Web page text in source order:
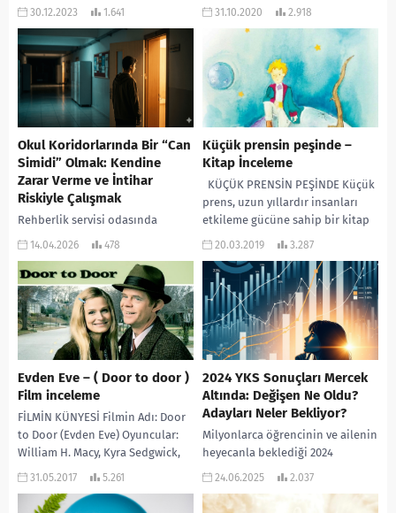
çıktı. Sizin tek bir soruya yanıt
kim?”...
30.12.2023 1.641
ve çeşitli teknikleri henüz
31.10.2020 2.918
Okul Koridorlarında Bir “Can
Simidi” Olmak: Kendine
Zarar Verme ve İntihar
Riskiyle Çalışmak
Rehberlik servisi odasında
karşılaştığımız en zorlu ve hassas
yaşamla bağının zayıfladığı veya
kendi canına fiziksel zarar...
14.04.2026 478
Küçük prensin peşinde –
Kitap İnceleme
KÜÇÜK PRENSİN PEŞİNDE Küçük
prens, uzun yıllardır insanları
etkileme gücüne sahip bir kitap
olmuştur. Hasan hocanın Küçük
20.03.2019 3.287
Evden Eve – ( Door to door )
Film inceleme
FİLMİN KÜNYESİ Filmin Adı: Door
to Door (Evden Eve) Oyuncular:
William H. Macy, Kyra Sedgwick,
Kathy Baker, Joel Brooks, Woody...
31.05.2017 5.261
2024 YKS Sonuçları Mercek
Altında: Değişen Ne Oldu?
Adayları Neler Bekliyor?
Milyonlarca öğrencinin ve ailenin
heyecanla beklediği 2024
Yükseköğretim Kurumları Sınavı
belgeleriyle birlikte ÖSYM
24.06.2025 2.037